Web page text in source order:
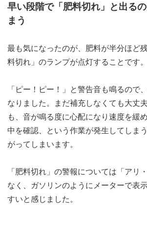
早い段階で「肥料切れ」と出る
まう
最も気になったのが、肥料が半分ほど
料切れ」のランプが点灯することです。
「ピー！ピー！」と警告音も鳴るので
なりました。まだ補充しなくても大丈
も、音が鳴る度に心配になり速度を緩
中を確認、という作業が発生してしま
がってしまいます。
「肥料切れ」の警報については「アリ
なく、ガソリンのようにメーターで表
すいと感じました。